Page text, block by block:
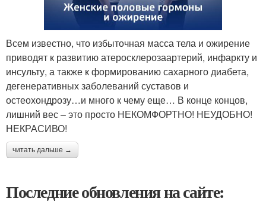
Всем известно, что избыточная масса тела и ожирение
приводят к развитию атеросклерозаартерий, инфаркту и
инсульту, а также к формированию сахарного диабета,
дегенеративных заболеваний суставов и
остеохондрозу…и много к чему еще… В конце концов,
лишний вес – это просто НЕКОМФОРТНО! НЕУДОБНО!
НЕКРАСИВО!
читать дальше →
Последние обновления на сайте: